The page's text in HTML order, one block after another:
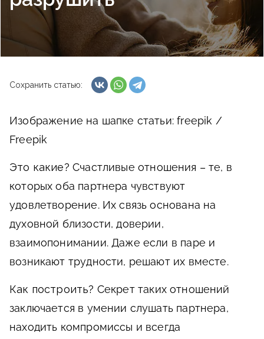
Сохранить статью:
Изображение на шапке статьи: freepik /
Freepik
Это какие? Счастливые отношения – те, в
которых оба партнера чувствуют
удовлетворение. Их связь основана на
духовной близости, доверии,
взаимопонимании. Даже если в паре и
возникают трудности, решают их вместе.
Как построить? Секрет таких отношений
заключается в умении слушать партнера,
находить компромиссы и всегда